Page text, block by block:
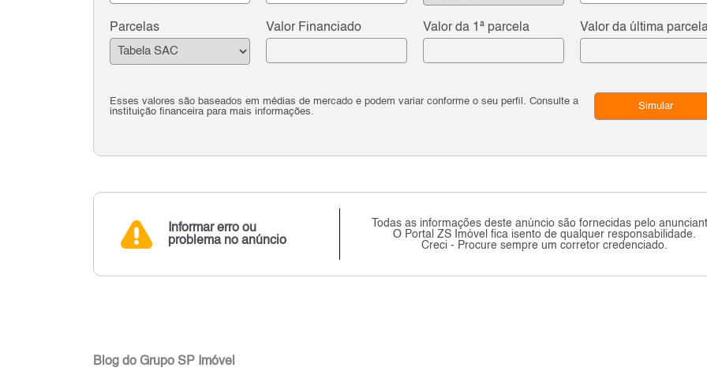
Parcelas Valor Financiado Valor da 1ª parcela Valor da última
Esses valores são baseados em médias de mercado e podem variar conforme o seu perfil. Consulte a
instituição financeira para mais informações.
Simular
Informar erro ou
problema no anúncio
Todas as informações deste anúncio são fornecidas pelo
O Portal ZS Imóvel fica isento de qualquer responsabilidade.
Creci - Procure sempre um corretor credenciado.
Blog do Grupo SP Imóvel